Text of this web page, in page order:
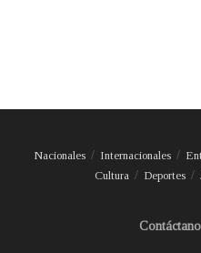
Nacionales Internacionales
Cultura
Deportes